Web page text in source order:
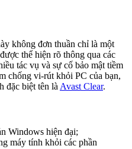
không đơn thuần chỉ là một
thể hiện rõ thông qua các
tác vụ và sự cố bảo mật tiềm
chống vi-rút khỏi PC của bạn,
đặc biệt tên là Avast Clear.
Windows hiện đại;
máy tính khỏi các phần